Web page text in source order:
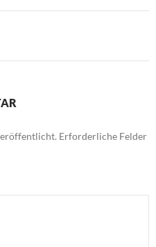
Erforderliche Felder